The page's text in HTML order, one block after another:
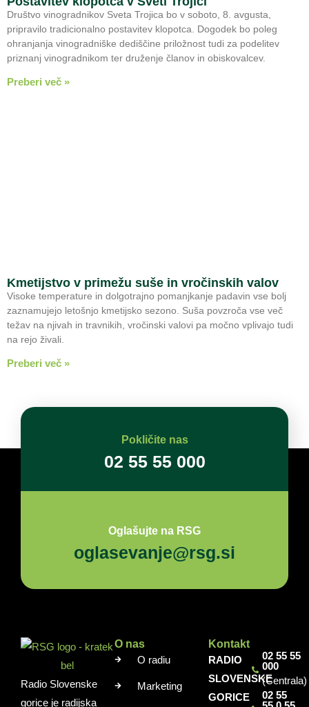
Društvo vinogradnikov Sveta Trojica bo v soboto, 8. avgusta,
pripravilo tradicionalno postavitev klopotca. Dogodek bo poleg
ohranjanja vinogradniške dediščine priložnost tudi za podelitev
priznanj vinogradnikom ter druženje članov in obiskovalcev.
Preberi več »
Kmetijstvo v primežu suše in vročinskih valov
Visoke temperature in dolgotrajno pomanjkanje padavin vse bolj
zaznamujejo letošnjo kmetijsko sezono. Suša povzroča vse več
težav na njivah in travnikih, vročinski valovi pa močno vplivajo tudi
na rejo živali.
Preberi več »
Pokličite nas
02 55 55 000
Oglašujte na RSG
oglasevanje@rsg.si
Radio Slovenske
gorice je radijska
O nas
O radiu
Marketing
Kontakt
RADIO
SLOVENSKE
GORICE
02 55 55
000
(Centrala)
02 55